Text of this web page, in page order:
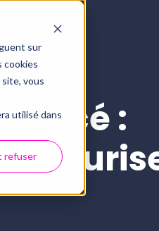
sur
cookies
site, vous
utilisé dans
refuser
: